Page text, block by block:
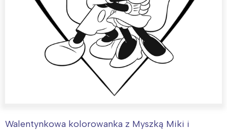
Walentynkowa kolorowanka z Myszką Miki i